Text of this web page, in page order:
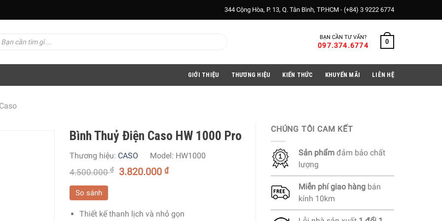
344 Cộng Hòa, P. 13, Q. Tân Bình, TP.HCM - (+84) 3 9222 6774
BẠN CẦN TƯ VẤN?
097.374.6774 0
GIỚI THIỆU THƯƠNG HIỆU KIẾN THỨC KHUYẾN MÃI LIÊN HỆ
Bình Thuỷ Điện Caso HW 1000 Pro
Thương hiệu: CASO Model: HW1000
4.500.000₫ 3.820.000₫
So sánh
Thiết kế thanh lịch và nhỏ gọn
CHÚNG TÔI CAM KẾT
Sản phẩm đảm bảo chất
lượng
Miễn phígiao hàng bán
kính 10km